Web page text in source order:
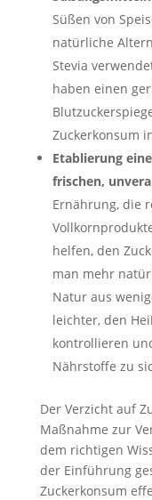
Süßen von
natürliche
Stevia
haben einen
Zuckerkonsum
Etablierung
frischen,
Ernährung, die
helfen, den
man mehr
Natur aus
leichter, den
kontrollieren
Nährstoffe zu
Der Verzicht auf
Maßnahme zur
dem richtigen
der Einführung
Zuckerkonsum